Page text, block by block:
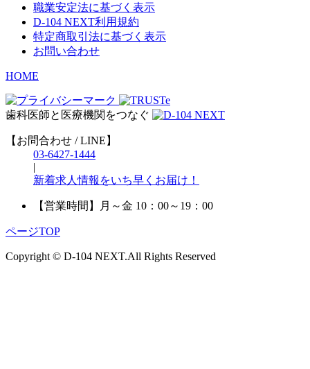
職業安定法に基づく表示
D-104 NEXT利用規約
特定商取引法に基づく表示
お問い合わせ
HOME
歯科医師と医療機関をつなぐ
【お問合わせ / LINE】
03-6427-1444
新着求人情報をいち早くお届け！
【営業時間】 月～金 10：00～19：00
ページTOP
Copyright © D-104 NEXT.All Rights Reserved